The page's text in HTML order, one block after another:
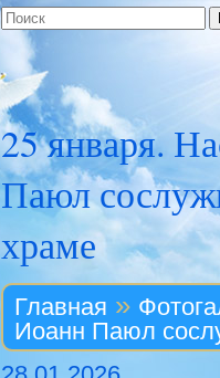
25 января.
Паюл
храме
Главная »
Иоанн Паюл